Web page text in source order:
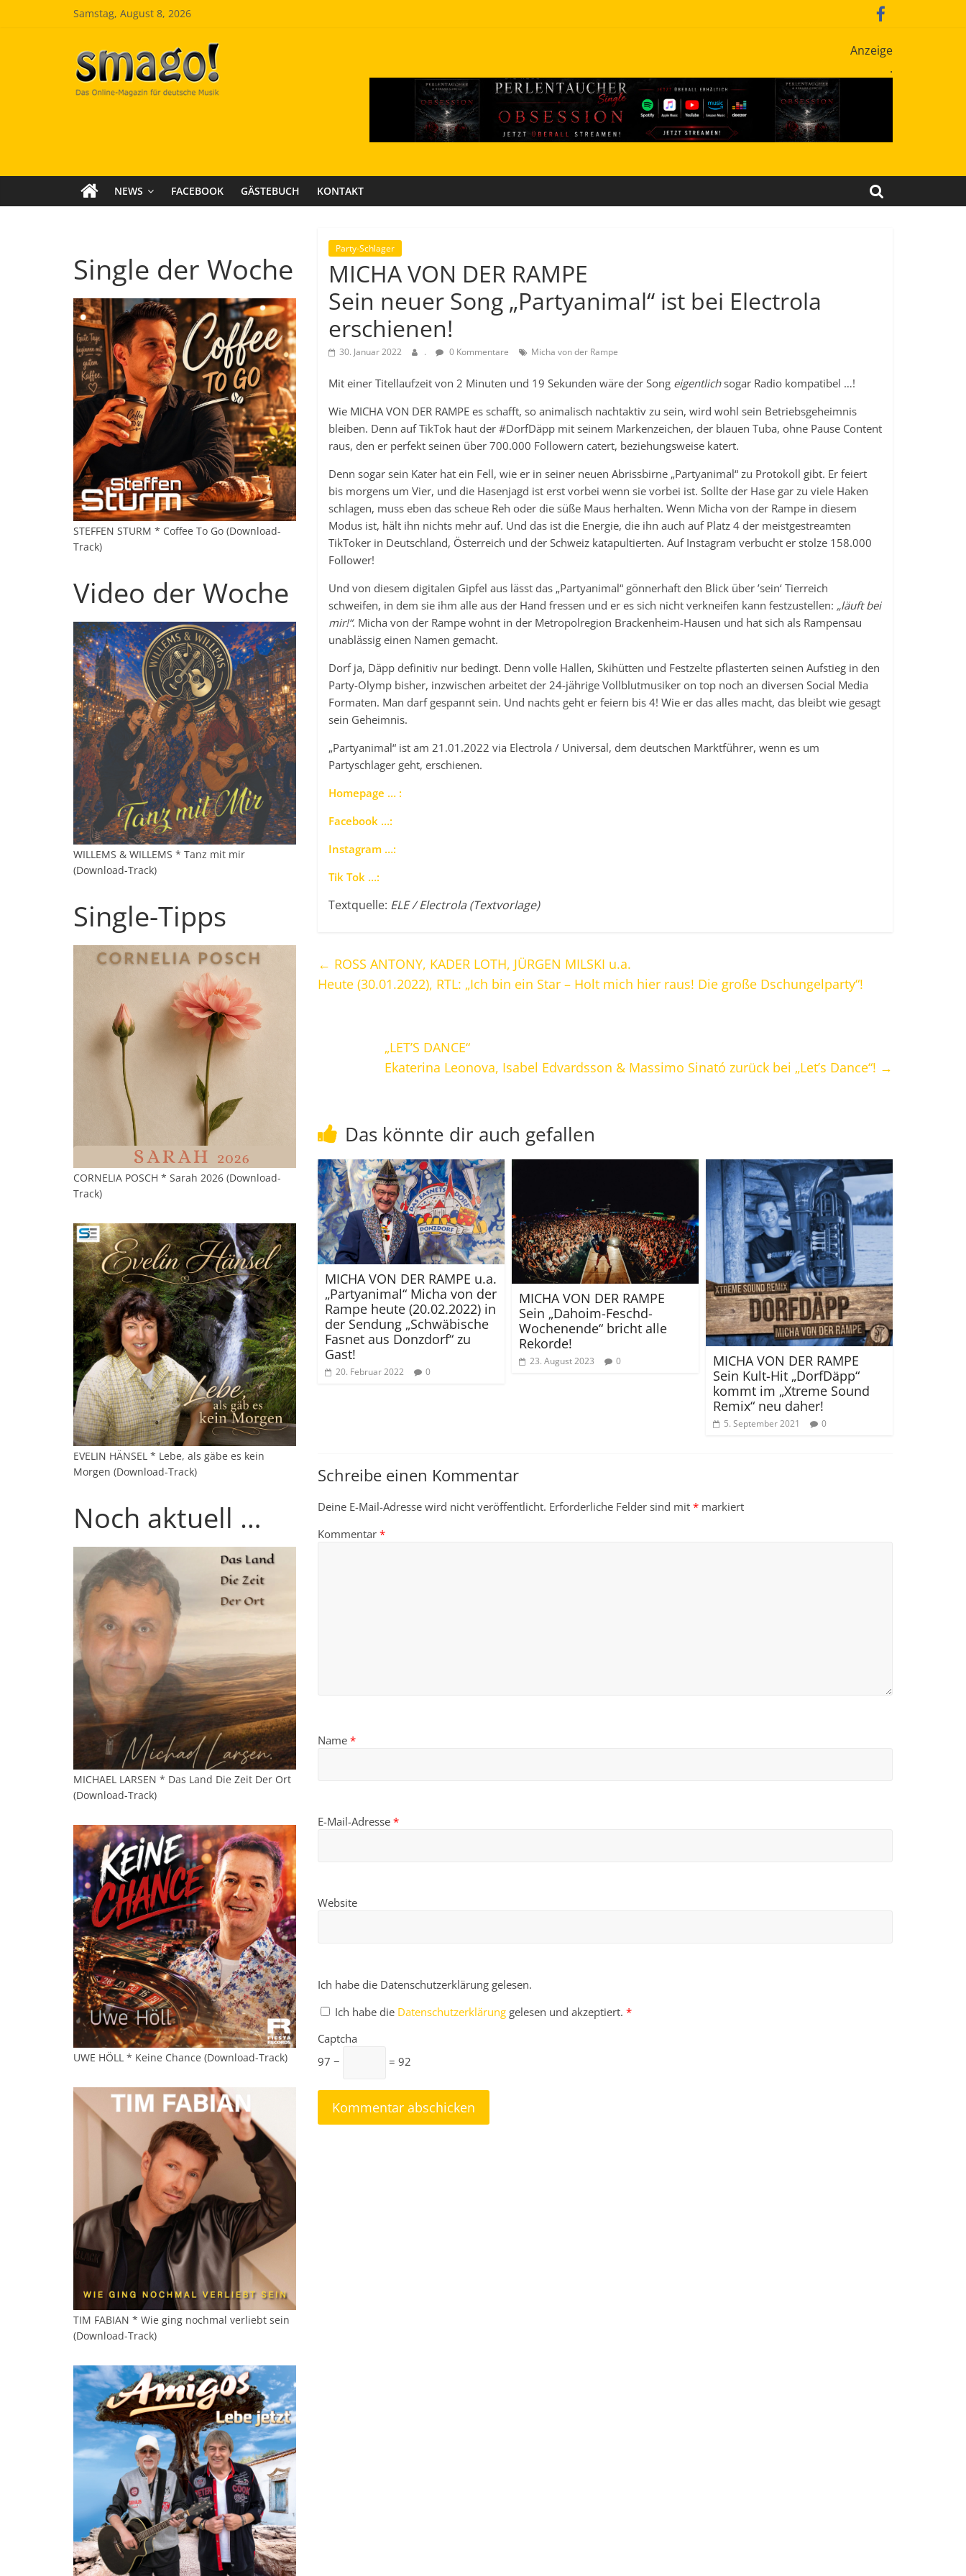
Samstag, August 8, 2026
Smago
SchlagerMAGazinOnline
Anzeige
.
NEWS FACEBOOK GÄSTEBUCH KONTAKT
Party-Schlager
MICHA VON DER RAMPE
Sein neuer Song „Partyanimal“ ist bei Electrola
erschienen!
30. Januar 2022 . 0 Kommentare Micha von der Rampe
Mit einer Titellaufzeit von 2 Minuten und 19 Sekunden wäre der Song eigentlichsogar Radio kompatibel …!
Wie MICHA VON DER RAMPE es schafft, so animalisch nachtaktiv zu sein, wird wohl sein Betriebsgeheimnis
bleiben. Denn auf TikTok haut der #DorfDäpp mit seinem Markenzeichen, der blauen Tuba, ohne Pause Content
raus, den er perfekt seinen über 700.000 Followern catert, beziehungsweise katert.
Denn sogar sein Kater hat ein Fell, wie er in seiner neuen Abrissbirne „Partyanimal“ zu Protokoll gibt. Er feiert
bis morgens um Vier, und die Hasenjagd ist erst vorbei wenn sie vorbei ist. Sollte der Hase gar zu viele Haken
schlagen, muss eben das scheue Reh oder die süße Maus herhalten. Wenn Micha von der Rampe in diesem
Modus ist, hält ihn nichts mehr auf. Und das ist die Energie, die ihn auch auf Platz 4 der meistgestreamten
TikToker in Deutschland, Österreich und der Schweiz katapultierten. Auf Instagram verbucht er stolze 158.000
Follower!
Und von diesem digitalen Gipfel aus lässt das „Partyanimal“ gönnerhaft den Blick über ’sein‘ Tierreich
schweifen, in dem sie ihm alle aus der Hand fressen und er es sich nicht verkneifen kann festzustellen: „läuft bei
mir!“. Micha von der Rampe wohnt in der Metropolregion Brackenheim-Hausen und hat sich als Rampensau
unablässig einen Namen gemacht.
Dorf ja, Däpp definitiv nur bedingt. Denn volle Hallen, Skihütten und Festzelte pflasterten seinen Aufstieg in den
Party-Olymp bisher, inzwischen arbeitet der 24-jährige Vollblutmusiker on top noch an diversen Social Media
Formaten. Man darf gespannt sein. Und nachts geht er feiern bis 4! Wie er das alles macht, das bleibt wie gesagt
sein Geheimnis.
„Partyanimal“ ist am 21.01.2022 via Electrola / Universal, dem deutschen Marktführer, wenn es um
Partyschlager geht, erschienen.
Homepage … :
Facebook …:
Instagram …:
Tik Tok …:
Textquelle: ELE / Electrola (Textvorlage)
← ROSS ANTONY, KADER LOTH, JÜRGEN MILSKI u.a.
Heute (30.01.2022), RTL: „Ich bin ein Star – Holt mich hier raus! Die große Dschungelparty“!
„LET’S DANCE“
Ekaterina Leonova, Isabel Edvardsson & Massimo Sinató zurück bei „Let’s Dance“! →
Das könnte dir auch gefallen
MICHA VON DER RAMPE u.a.
„Partyanimal“ Micha von der
Rampe heute (20.02.2022) in
der Sendung „Schwäbische
Fasnet aus Donzdorf“ zu
Gast!
20. Februar 2022 0
MICHA VON DER RAMPE
Sein „Dahoim-Feschd-
Wochenende“ bricht alle
Rekorde!
23. August 2023 0
MICHA VON DER RAMPE
Sein Kult-Hit „DorfDäpp“
kommt im „Xtreme Sound
Remix“ neu daher!
5. September 2021 0
Schreibe einen Kommentar
Deine E-Mail-Adresse wird nicht veröffentlicht. Erforderliche Felder sind mit * markiert
Kommentar *
Name *
E-Mail-Adresse *
Website
Ich habe die Datenschutzerklärung gelesen.
Ich habe die Datenschutzerklärung gelesen und akzeptiert. *
Captcha
97 −
= 92
Single der Woche
STEFFEN STURM * Coffee To Go (Download-
Track)
Video der Woche
WILLEMS & WILLEMS * Tanz mit mir
(Download-Track)
Single-Tipps
CORNELIA POSCH * Sarah 2026 (Download-
Track)
EVELIN HÄNSEL * Lebe, als gäbe es kein
Morgen (Download-Track)
Noch aktuell …
MICHAEL LARSEN * Das Land Die Zeit Der Ort
(Download-Track)
UWE HÖLL * Keine Chance (Download-Track)
TIM FABIAN * Wie ging nochmal verliebt sein
(Download-Track)